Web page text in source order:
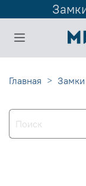
Главная